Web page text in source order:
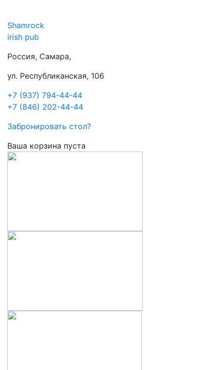
Shamrock
irish pub
Россия, Самара,
ул. Республиканская, 106
+7 (937) 794-44-44
+7 (846) 202-44-44
Забронировать стол?
Ваша корзина пуста